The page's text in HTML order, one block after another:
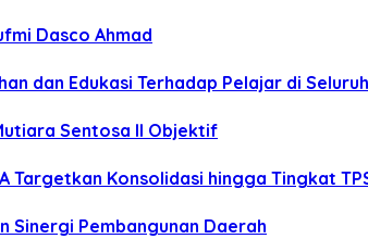
Dasco Ahmad
dan Edukasi Terhadap Pelajar di
Sentosa II Objektif
Targetkan Konsolidasi hingga Tingkat
Sinergi Pembangunan Daerah